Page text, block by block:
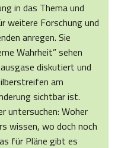
in das Thema und
weitere Forschung und
anregen. Sie
Wahrheit” sehen
diskutiert und
am
sichtbar ist.
untersuchen: Woher
wissen, wo doch noch
für Pläne gibt es